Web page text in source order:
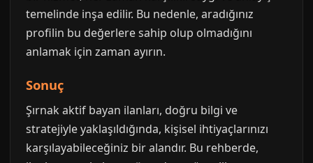
temelinde inşa edilir. Bu nedenle, aradığınız
profilin bu değerlere sahip olup olmadığını
anlamak için zaman ayırın.
Sonuç
Şırnak aktif bayan ilanları, doğru bilgi ve
stratejiyle yaklaşıldığında, kişisel ihtiyaçlarınızı
karşılayabileceğiniz bir alandır. Bu rehberde,